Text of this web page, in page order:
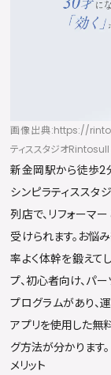
画像出典:https://
ティススタジオ
新金岡駅から徒歩2
シンピラティススタ
列店で、リフォーマ
受けられます。お悩
率よく体幹を鍛えて
プ、初心者向け、パ
プログラムがあり、
アプリを使用した無
グ方法が分かります。
メリット